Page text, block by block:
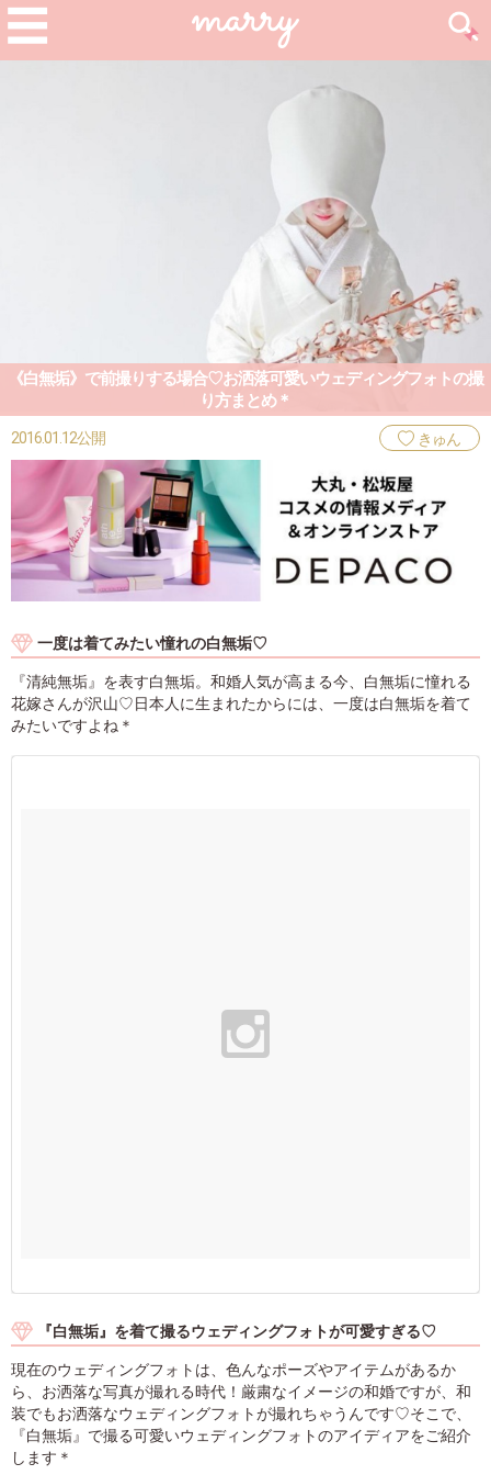
《白無垢》で前撮りする場合♡お洒落可愛いウェディングフォトの撮
り方まとめ＊
2016.01.12公開 きゅん
一度は着てみたい憧れの白無垢♡
『清純無垢』を表す白無垢。和婚人気が高まる今、白無垢に憧れる
花嫁さんが沢山♡日本人に生まれたからには、一度は白無垢を着て
みたいですよね＊
『白無垢』を着て撮るウェディングフォトが可愛すぎる♡
現在のウェディングフォトは、色んなポーズやアイテムがあるか
ら、お洒落な写真が撮れる時代！厳粛なイメージの和婚ですが、和
装でもお洒落なウェディングフォトが撮れちゃうんです♡そこで、
『白無垢』で撮る可愛いウェディングフォトのアイディアをご紹介
します＊